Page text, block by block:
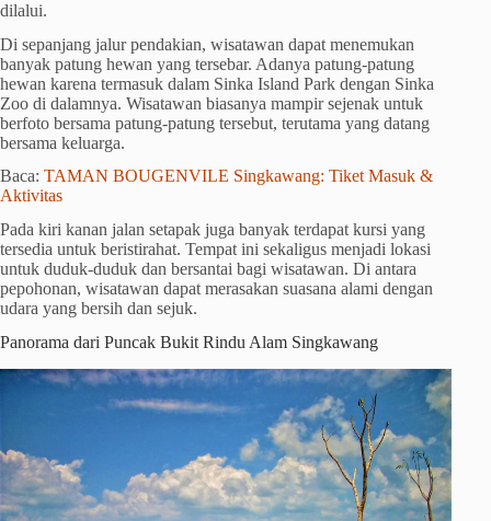
dilalui.
Di sepanjang jalur pendakian, wisatawan dapat menemukan
banyak patung hewan yang tersebar. Adanya patung-patung
hewan karena termasuk dalam Sinka Island Park dengan Sinka
Zoo di dalamnya. Wisatawan biasanya mampir sejenak untuk
berfoto bersama patung-patung tersebut, terutama yang datang
bersama keluarga.
Baca: TAMAN BOUGENVILE Singkawang: Tiket Masuk &
Aktivitas
Pada kiri kanan jalan setapak juga banyak terdapat kursi yang
tersedia untuk beristirahat. Tempat ini sekaligus menjadi lokasi
untuk duduk-duduk dan bersantai bagi wisatawan. Di antara
pepohonan, wisatawan dapat merasakan suasana alami dengan
udara yang bersih dan sejuk.
Panorama dari Puncak Bukit Rindu Alam Singkawang